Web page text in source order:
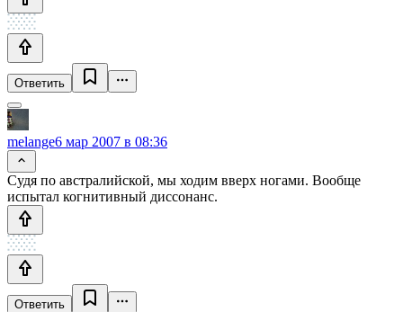
Ответить
melange6 мар 2007 в 08:36
Судя по австралийской, мы ходим вверх ногами. Вообще
испытал когнитивный диссонанс.
Ответить